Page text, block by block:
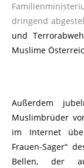
dringend
und
Muslime
Außerdem
Muslimbrüder
im Internet
Frauen-Sager“
Bellen, der